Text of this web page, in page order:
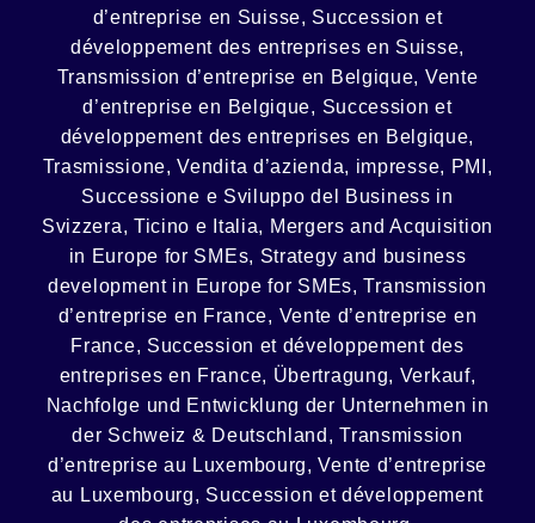
d’entreprise en Suisse, Succession et
développement des entreprises en Suisse,
Transmission d’entreprise en Belgique, Vente
d’entreprise en Belgique, Succession et
développement des entreprises en Belgique,
Trasmissione, Vendita d’azienda, impresse, PMI,
Successione e Sviluppo del Business in
Svizzera, Ticino e Italia, Mergers and Acquisition
in Europe for SMEs, Strategy and business
development in Europe for SMEs,Transmission
d’entreprise en France, Vente d’entreprise en
France, Succession et développement des
entreprises en France, Übertragung, Verkauf,
Nachfolge und Entwicklung der Unternehmen in
der Schweiz & Deutschland ,Transmission
d’entreprise au Luxembourg, Vente d’entreprise
au Luxembourg, Succession et développement